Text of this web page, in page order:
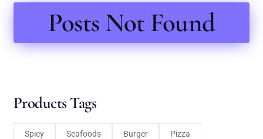
Posts Not Found
Products Tags
Spicy Seafoods Burger Pizza